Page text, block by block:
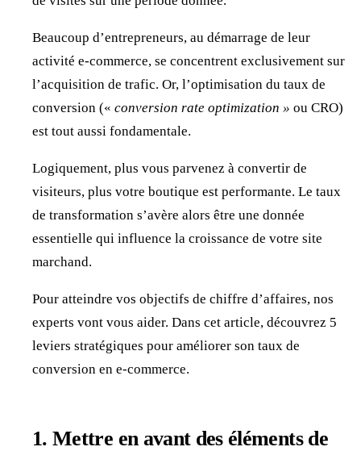
Beaucoup d’entrepreneurs, au démarrage de leur
activité e-commerce, se concentrent exclusivement sur
l’acquisition de trafic. Or, l’optimisation du taux de
conversion (« conversion rate optimization » ou CRO)
est tout aussi fondamentale.
Logiquement, plus vous parvenez à convertir de
visiteurs, plus votre boutique est performante. Le taux
de transformation s’avère alors être une donnée
essentielle qui influence la croissance de votre site
marchand.
Pour atteindre vos objectifs de chiffre d’affaires, nos
experts vont vous aider. Dans cet article, découvrez 5
leviers stratégiques pour améliorer son taux de
conversion en e-commerce.
1.Mettre en avant des éléments de